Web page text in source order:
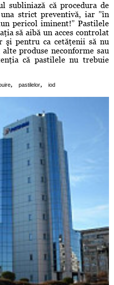
subliniază că procedura de
strict preventivă, iar ”în
pericol iminent!” Pastilele
să aibă un acces controlat
şi pentru ca cetăţenii să nu
produse neconforme sau
că pastilele nu trebuie
, pastilelor, iod